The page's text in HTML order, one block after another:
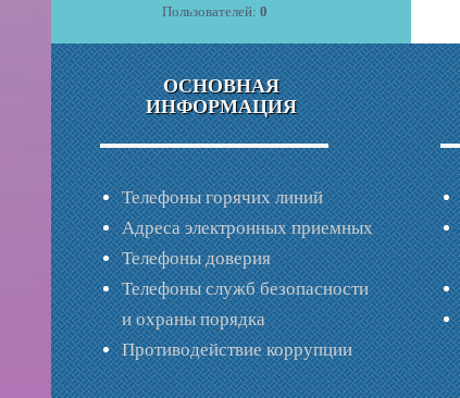
Пользователей: 0
ОСНОВНАЯ
ИНФОРМАЦИЯ
Телефоны горячих линий
Адреса электронных приемных
Телефоны доверия
Телефоны служб безопасности
и охраны порядка
Противодействие коррупции